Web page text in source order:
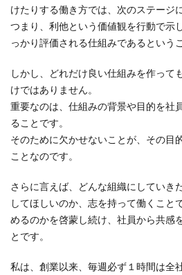
けたりする働き方では、次のステージ
つまり、利他という価値観を行動で示
っかり評価される仕組みであるという
しかし、どれだけ良い仕組みを作って
けではありません。
重要なのは、仕組みの背景や目的を社
ることです。
そのために欠かせないことが、その目
ことなのです。
さらに言えば、どんな組織にしていき
してほしいのか、志を持って働くこと
めるのかを啓蒙し続け、社員から共感
とです。
私は、創業以来、毎週必ず１時間は全